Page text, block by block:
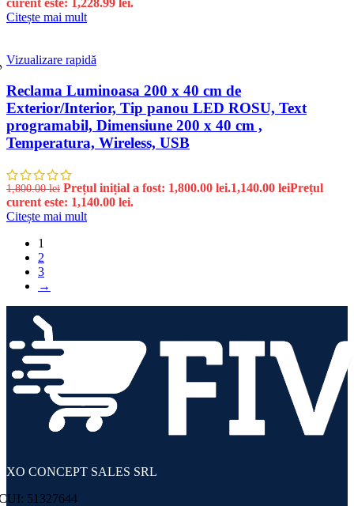
curent este: 1,228.99 lei.
Citește mai mult
Vizualizare rapidă
Reclama Luminoasa 200 x 40 cm de
Exterior/Interior, Tip panou LED ROSU, Text
programabil, Dimensiune 200 x 40 cm ,
Temperatura, Wireless, USB
1,800.00lei Prețul inițial a fost: 1,800.00 lei.1,140.00 leiPrețul
curent este: 1,140.00 lei.
Citește mai mult
1
2
3
→
CONCEPT SALES SRL
51327644